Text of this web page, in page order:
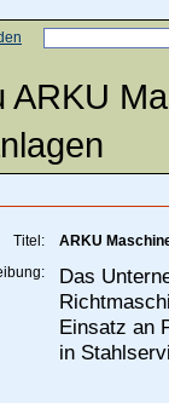
ARKU
Titel:
ARKU
Das
Einsatz an
in